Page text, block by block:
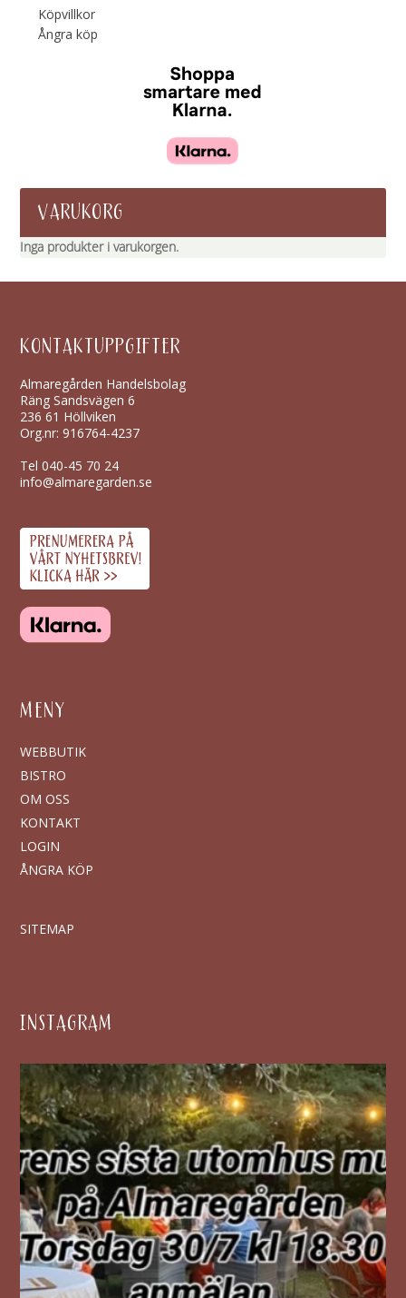
Köpvillkor
Ångra köp
VARUKORG
Inga produkter i varukorgen.
KONTAKTUPPGIFTER
Almaregården Handelsbolag
Räng Sandsvägen 6
236 61 Höllviken
Org.nr: 916764-4237
Tel040-45 70 24
info@almaregarden.se
MENY
WEBBUTIK
BISTRO
OM OSS
KONTAKT
LOGIN
ÅNGRA KÖP
SITEMAP
INSTAGRAM